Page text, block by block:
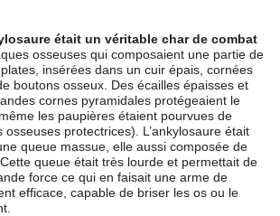
était un véritable char de combat
osseuses qui composaient une partie de
insérées dans un cuir épais, cornées
boutons osseux. Des écailles épaisses et
cornes pyramidales protégeaient le
les paupières étaient pourvues de
osseuses protectrices). L’ankylosaure était
queue massue, elle aussi composée de
queue était très lourde et permettait de
force ce qui en faisait une arme de
efficace, capable de briser les os ou le